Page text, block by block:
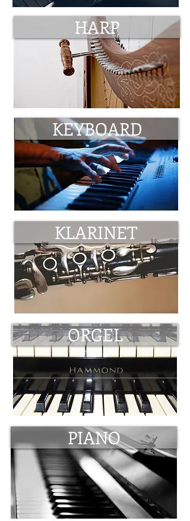
HARP
KEYBOARD
KLARINET
ORGEL
PIANO